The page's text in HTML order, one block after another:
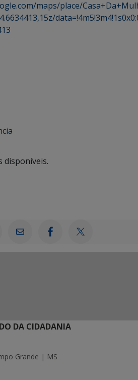
maps/place/
disponíveis.
DA CIDADANIA
Grande | MS